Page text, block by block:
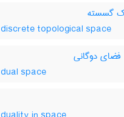
گسسته
discrete topological space
فضای دوگانی
dual space